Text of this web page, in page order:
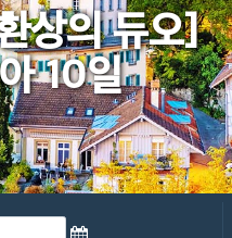
상의 듀오]
10일